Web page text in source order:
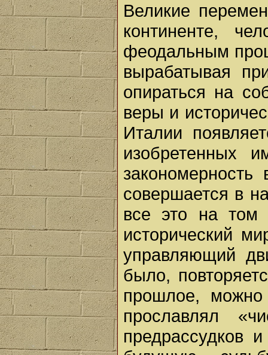
Великие
континенте,
феодальным
вырабатывая
опираться на
веры и
Италии
изобретенных
совершается в
все это на том
исторический
управляющий
было,
прошлое, можно
прославлял
предрассудков